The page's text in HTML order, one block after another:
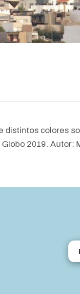
distintos colores
2019. Autor: